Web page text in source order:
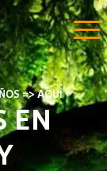
=> AQUÍ
EN